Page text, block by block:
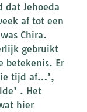
dat Jehoeda
af tot een
Chira.
gebruikt
betekenis. Er
tijd af…’,
. Het
hier